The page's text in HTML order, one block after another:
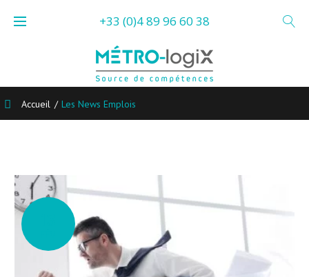
+33 (0)4 89 96 60 38
Accueil / Les News Emplois
Catégorie :
Les
News
Emplois